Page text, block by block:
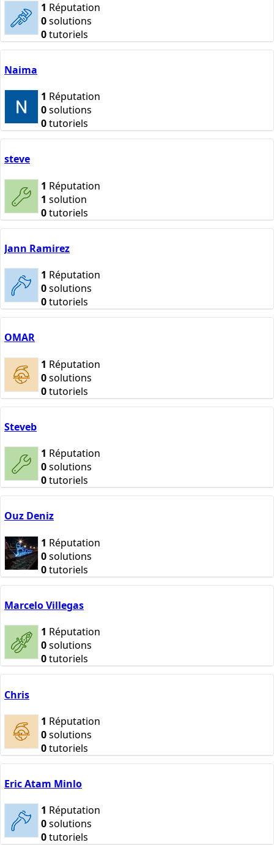
1 Réputation
0solutions
0tutoriels
Naima
1 Réputation
0solutions
0tutoriels
steve
1 Réputation
1 solution
0tutoriels
Jann Ramirez
1 Réputation
0solutions
0tutoriels
OMAR
1 Réputation
0solutions
0tutoriels
Steveb
1 Réputation
0solutions
0tutoriels
Ouz Deniz
1 Réputation
0solutions
0tutoriels
Marcelo Villegas
1 Réputation
0solutions
0tutoriels
Chris
1 Réputation
0solutions
0tutoriels
Eric Atam Minlo
1 Réputation
0solutions
0tutoriels